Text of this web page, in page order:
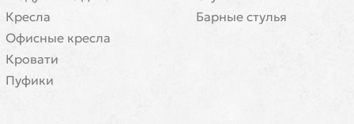
Кресла
Офисные кресла
Кровати
Пуфики
Барные стулья